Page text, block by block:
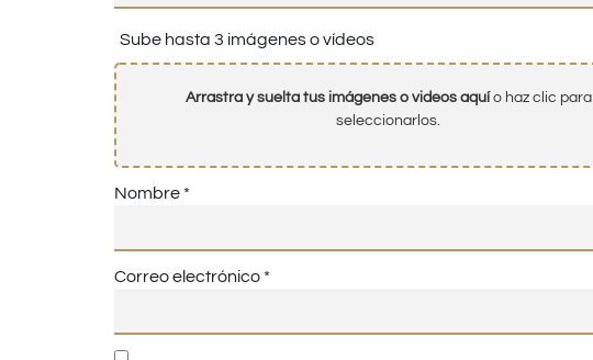
Sube hasta 3 imágenes o vídeos
Arrastra y suelta tus imágenes o videos aquío haz clic para
seleccionarlos.
Nombre *
Correo electrónico *